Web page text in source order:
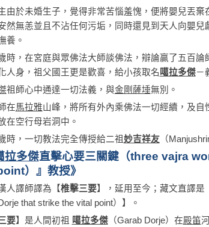
由於未婚生子，覺得非常苦惱羞愧，便將嬰兒丟
然無恙並且不沾任何污垢，同時還見到天人向嬰
養。
時，在宮庭與眾佛法大師談佛法，辯論贏了五百
人身，祖父國王更是歡喜，給小孩取名噶拉多傑－
祖師心中通達一切法義，與金剛薩埵無別。
在馬拉雅山峰，將所有外內乘佛法一切經續，及
在空行母岩洞中。
時，一切教法完全傳授給二祖妙吉祥友（
拉多傑直擊心要三關鍵（three vajra
） 』教授》
人譯師譯為【椎擊三要】，延用至今；藏文直譯是
that strike the vital point）】。
要】是人間初祖 噶拉多傑（Garab Dorje）在殿笛